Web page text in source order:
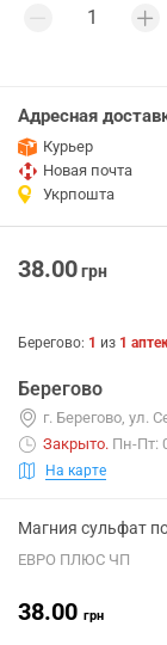
Адресная
Курьер
Новая почта
Укрпошта
38.00грн
Берегово: 1 из 1
Берегово
г. Берегово, ул.
Закрыто. Пн-Пт:
На карте
Магния сульфат
ЕВРО ПЛЮС ЧП
38.00 грн